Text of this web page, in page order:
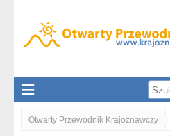
Otwarty Przewodnik Krajoznawczy